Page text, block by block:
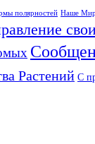
полярностей Наше
Растений С